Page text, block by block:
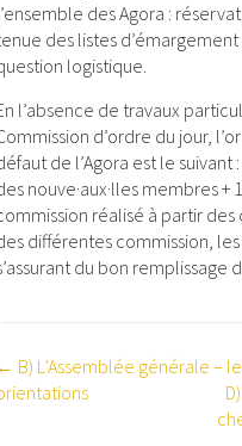
des Agora :
des listes
logistique.
l’absence de travaux
d’ordre du jour,
de l’Agora est le suivant
nouve·aux·lles membres +
réalisé à partir
différentes commission,
du bon remplissage
NAVIGATION
← B) L’Assemblée générale –